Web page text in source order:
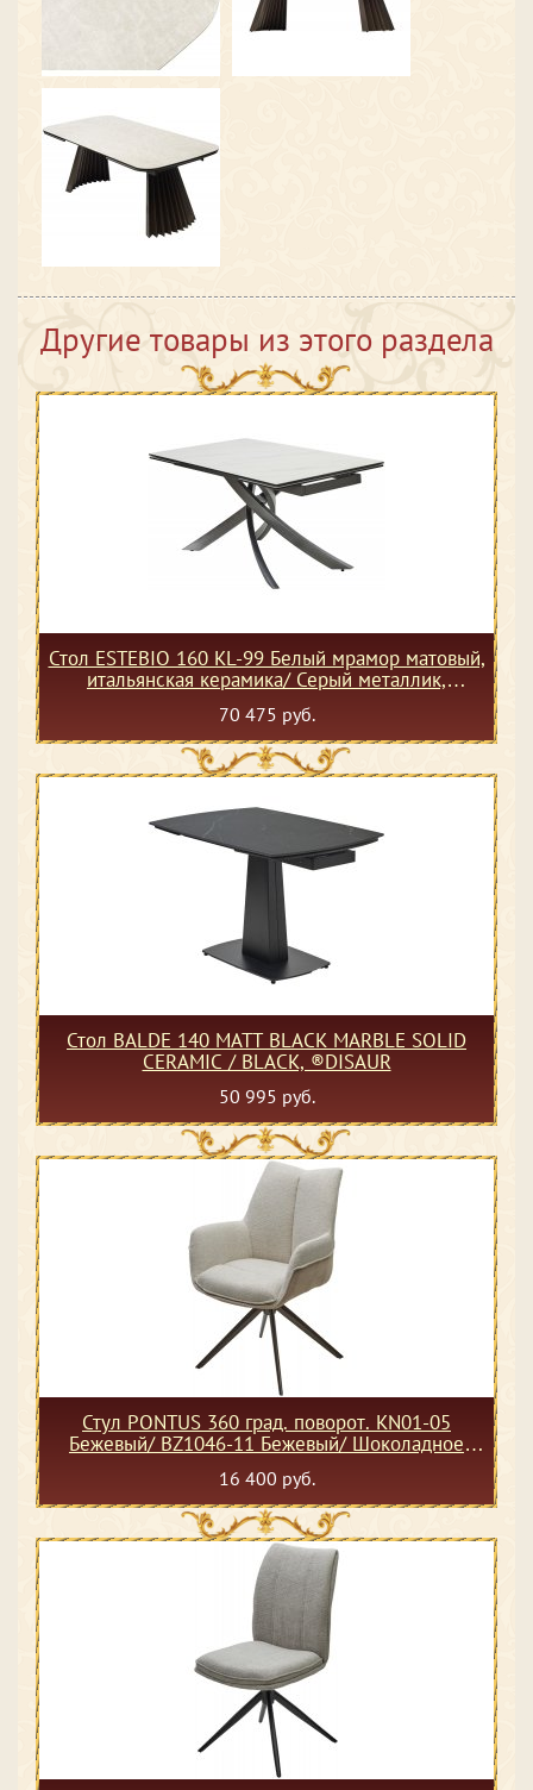
Другие товары из этого раздела
Стол ESTEBIO 160 KL-99 Белый мрамор матовый,
итальянская керамика/ Серый металлик,
70 475 руб.
Стол BALDE 140 MATT BLACK MARBLE SOLID
CERAMIC / BLACK, ®DISAUR
50 995 руб.
Стул PONTUS 360 град. поворот. KN01-05
Бежевый/ BZ1046-11 Бежевый/ Шоколадное
золото, ®DISAUR
16 400 руб.